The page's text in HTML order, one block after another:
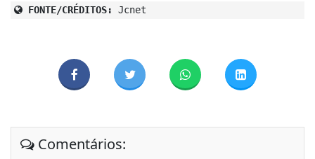
FONTE/CRÉDITOS: Jcnet
Comentários: